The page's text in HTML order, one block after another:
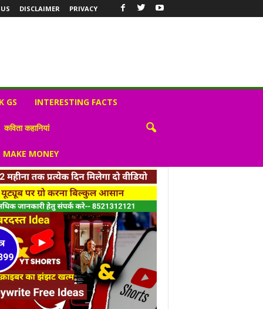
DISCLAIMER PRIVACY
GS INTERESTING FACTS
कविता कहानियां
MONEY